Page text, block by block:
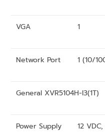
VGA 1
Network Port 1 (10/
General XVR5104H-I3(1T)
Power Supply 12 VDC,